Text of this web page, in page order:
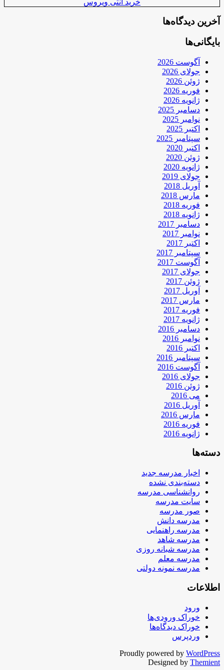
آخرین دیدگاه‌ها
بایگانی‌ها
آگوست 2026
جولای 2026
ژوئن 2026
فوریه 2026
ژانویه 2026
دسامبر 2025
نوامبر 2025
اکتبر 2025
سپتامبر 2025
اکتبر 2020
ژوئن 2020
ژانویه 2020
جولای 2019
آوریل 2018
مارس 2018
فوریه 2018
ژانویه 2018
دسامبر 2017
نوامبر 2017
اکتبر 2017
سپتامبر 2017
آگوست 2017
جولای 2017
ژوئن 2017
آوریل 2017
مارس 2017
فوریه 2017
ژانویه 2017
دسامبر 2016
نوامبر 2016
اکتبر 2016
سپتامبر 2016
آگوست 2016
جولای 2016
ژوئن 2016
می 2016
آوریل 2016
مارس 2016
فوریه 2016
ژانویه 2016
دسته‌ها
اخبار مدرسه جدید
دسته‌بندی نشده
روانشناسی مدرسه
سایت مدرسه
صور مدرسه
مدرسه دانش
مدرسه راهنمایی
مدرسه شاهد
مدرسه شبانه روزی
مدرسه معلم
مدرسه نمونه دولتی
اطلاعات
ورود
خوراک ورودی‌ها
خوراک دیدگاه‌ها
وردپرس
Proudly powered by WordPress
Designed by Themient